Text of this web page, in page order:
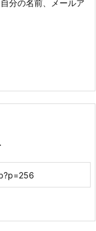
分の名前、メールア